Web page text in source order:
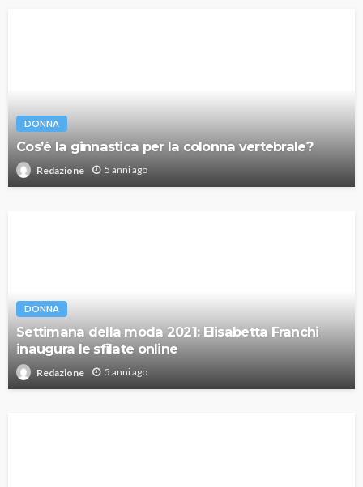
DONNA
Cos’è la ginnastica per la colonna vertebrale?
Redazione 5 anni ago
DONNA
Settimana della moda 2021: Elisabetta Franchi
inaugura le sfilate online
Redazione 5 anni ago